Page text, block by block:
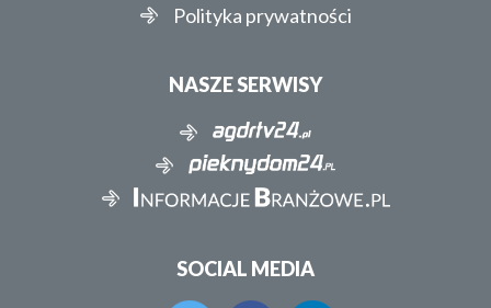
Polityka prywatności
NASZE SERWISY
SOCIAL MEDIA